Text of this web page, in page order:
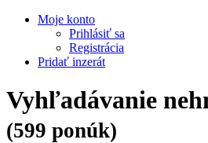
Moje konto
Prihlásiť sa
Registrácia
Pridať inzerát
Vyhľadávanie
(599 ponúk)